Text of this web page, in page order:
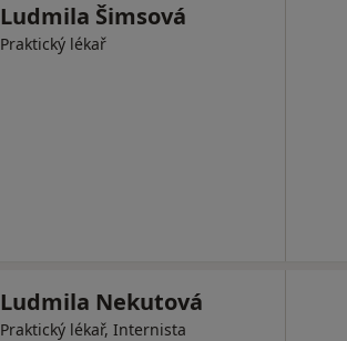
Ludmila Šimsová
Praktický lékař
Ludmila Nekutová
Praktický lékař, Internista